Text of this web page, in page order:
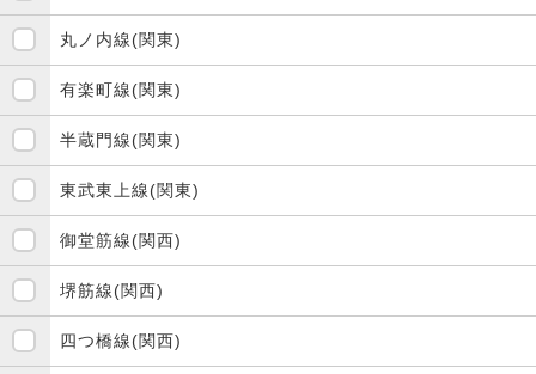
丸ノ内線(関東)
有楽町線(関東)
半蔵門線(関東)
東武東上線(関東)
御堂筋線(関西)
堺筋線(関西)
四つ橋線(関西)